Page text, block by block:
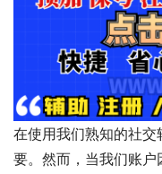
在使用我们熟知的社
要。然而，当我们账